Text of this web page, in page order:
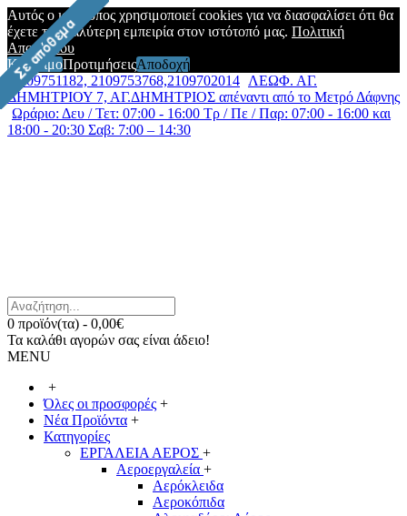
Αυτός ο ιστότοπος χρησιμοποιεί cookies για να διασφαλίσει ότι θα
έχετε την καλύτερη εμπειρία στον ιστότοπό μας. Πολιτική
Απορρήτου
ΚλείσιμοΠροτιμήσειςΑποδοχή
2109751182, 2109753768,2109702014 ΛΕΩΦ. ΑΓ.
ΔΗΜΗΤΡΙΟΥ 7, ΑΓ.ΔΗΜΗΤΡΙΟΣ απέναντι από το Μετρό Δάφνης
Ωράριο: Δευ / Τετ: 07:00 - 16:00 Τρ / Πε / Παρ: 07:00 - 16:00 και
18:00 - 20:30 Σαβ: 7:00 – 14:30
0 προϊόν(τα) - 0,00€
Τα καλάθι αγορών σας είναι άδειο!
MENU
+
Όλες οι προσφορές +
Νέα Προϊόντα +
Κατηγορίες
ΕΡΓΑΛΕΙΑ ΑΕΡΟΣ +
Αεροεργαλεία +
Αερόκλειδα
Αεροκόπιδα